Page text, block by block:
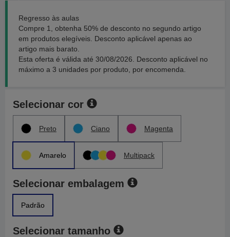
Regresso às aulas
Compre 1, obtenha 50% de desconto no segundo artigo
em produtos elegíveis. Desconto aplicável apenas ao
artigo mais barato.
Esta oferta é válida até 30/08/2026. Desconto aplicável no
máximo a 3 unidades por produto, por encomenda.
Selecionar cor
Preto Ciano Magenta
Amarelo Multipack
Selecionar embalagem
Padrão
Selecionar tamanho